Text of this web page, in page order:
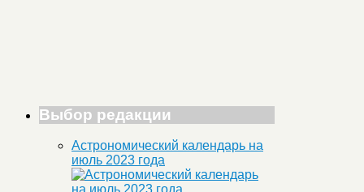
Выбор редакции
Астрономический календарь на
июль 2023 года